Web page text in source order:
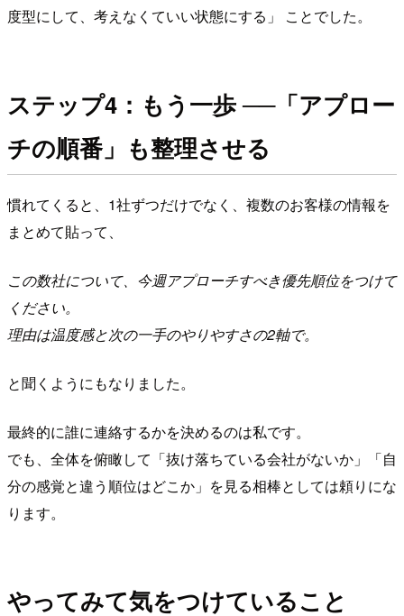
度型にして、考えなくていい状態にする」 ことでした。
ステップ4：もう一歩 ──「アプロー
チの順番」も整理させる
慣れてくると、1社ずつだけでなく、複数のお客様の情報を
まとめて貼って、
この数社について、今週アプローチすべき優先順位をつけて
ください。
理由は温度感と次の一手のやりやすさの2軸で。
と聞くようにもなりました。
最終的に誰に連絡するかを決めるのは私です。
でも、全体を俯瞰して「抜け落ちている会社がないか」「自
分の感覚と違う順位はどこか」を見る相棒としては頼りにな
ります。
やってみて気をつけていること